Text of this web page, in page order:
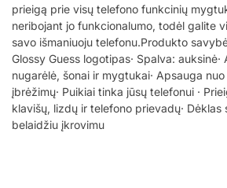
prieigą prie visų telefono funkcinių
neribojant jo funkcionalumo, todėl galite
savo išmaniuoju telefonu.Produkto
Glossy Guess logotipas· Spalva:
nugarėlė, šonai ir mygtukai· Apsauga
įbrėžimų· Puikiai tinka jūsų telefonui ·
klavišų, lizdų ir telefono prievadų· Dėklas
belaidžiu įkrovimu